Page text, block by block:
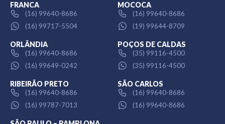
FRANCA
(16) 99640-8686
(16) 99717-5504
MOCOCA
(16) 99640-8686
(19) 99644-8709
ORLÂNDIA
(16) 99640-8686
(16) 99649-0242
POÇOS DE CALDAS
(35) 99116-4500
(35) 99116-4500
RIBEIRÃO PRETO
(16) 99640-8686
(16) 99787-7013
SÃO CARLOS
(16) 99640-8686
(16) 99640-8686